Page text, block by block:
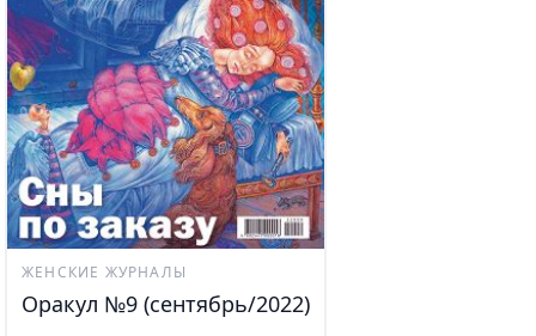
ЖЕНСКИЕ ЖУРНАЛЫ
Оракул №9 (сентябрь/2022)